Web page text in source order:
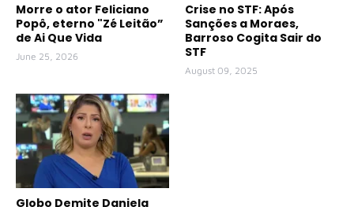
Morre o ator Feliciano
Popô, eterno "Zé Leitão”
de Ai Que Vida
June 25, 2026
Crise no STF: Após
Sanções a Moraes,
Barroso Cogita Sair do
STF
August 09, 2025
Globo Demite Daniela